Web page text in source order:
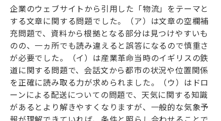
企業のウェブサイトから引用した「物流」をテーマと
する文章に関する問題でした。（ア）は文章の空欄補
充問題で、資料から根拠となる部分は見つけやすいも
のの、一ヵ所でも読み違えると誤答になるので慎重さ
が必要でした。（イ）は産業革命当時のイギリスの鉄
道に関する問題で、会話文から都市の状況や位置関係
を正確に読み取る力が求められました。（ウ）はドロ
ーンによる配送についての問題で、天気に関する知識
があるとより解きやすくなりますが、一般的な気象予